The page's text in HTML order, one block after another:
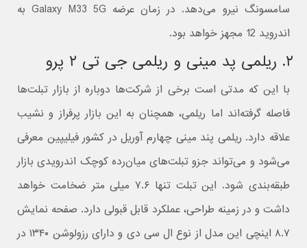
سامسونگ نیرو می‌دهد. در زمان عرضه Galaxy M33 5G به
اندروید 12 مجهز خواهد بود.
۲. ریلمی پد مینی و ریلمی جی تی ۲ پرو
با این که مدتی است برخی از شرکت‌ها دوباره از بازار تبلت‌ها
فاصله گرفته‌اند اما ریلمی، همچنان به این بازار پرفراز و نشیب
علاقه دارد. ریلمی پند مینی چهارم آوریل در کشور فیلیپین معرفی
می‌شود و می‌تواند جزو تبلت‌های میان‌رده کوچک اندرویدی بازار
طبقه‌بندی شود. این تبلت تنها ۷.۶ میلی متر ضخامت خواهد
داشت و در زمینه طراحی، عملکرد قابل قبولی دارد. صفحه نمایش
۸.۷ اینچی این مدل از نوع ال سی دی و دارای رزولوشن ۱۳۴۰ در